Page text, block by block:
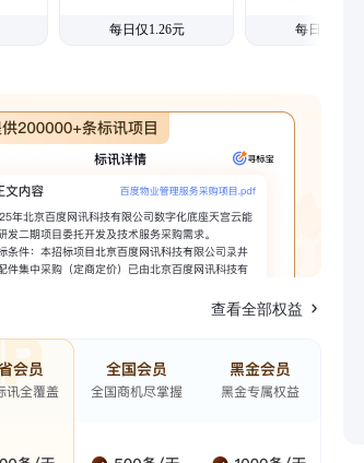
每日仅1.26元 每日仅1.08元
查看全部权益